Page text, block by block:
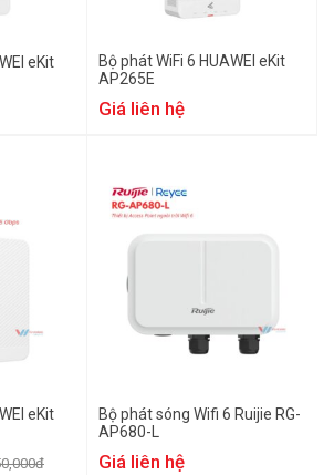
eKit
Bộ phát WiFi 6 HUAWEI eKit
AP265E
Giá liên hệ
eKit
Bộ phát sóng Wifi 6 Ruijie RG-
AP680-L
Giá liên hệ